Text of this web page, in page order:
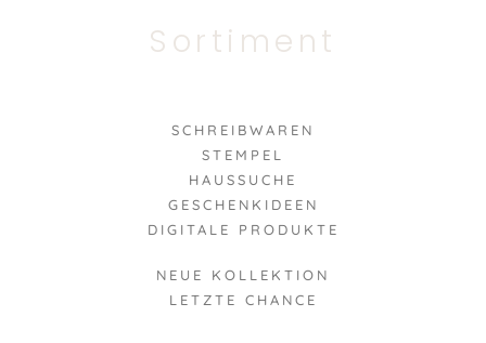
Sortiment
SCHREIBWAREN
STEMPEL
HAUSSUCHE
GESCHENKIDEEN
DIGITALE PRODUKTE
NEUE KOLLEKTION
LETZTE CHANCE